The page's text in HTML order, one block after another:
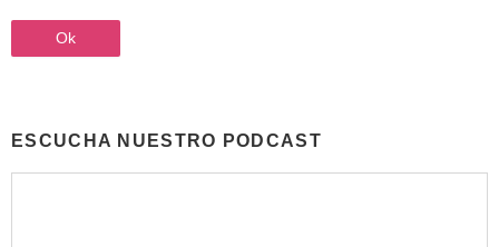
ESCUCHA NUESTRO PODCAST